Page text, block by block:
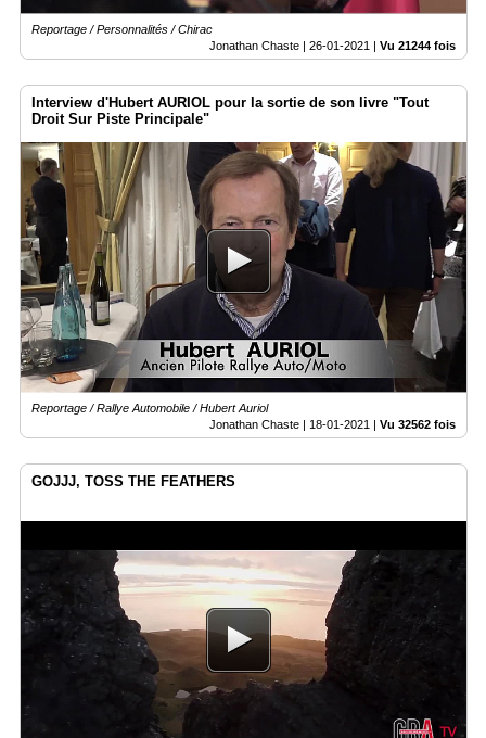
Reportage / Personnalités / Chirac
Jonathan Chaste | 26-01-2021 | Vu 21244 fois
Interview d'Hubert AURIOL pour la sortie de son livre "Tout
Droit Sur Piste Principale"
Reportage / Rallye Automobile / Hubert Auriol
Jonathan Chaste | 18-01-2021 | Vu 32562 fois
GOJJJ, TOSS THE FEATHERS